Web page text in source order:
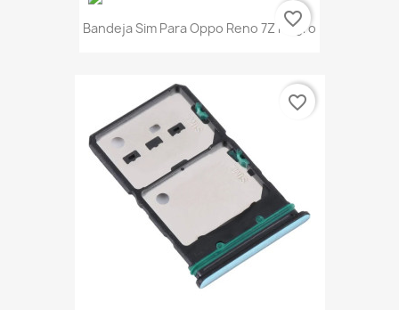
Bandeja Sim Para Oppo Reno 7Z Negro
favorite_border
favorite_border